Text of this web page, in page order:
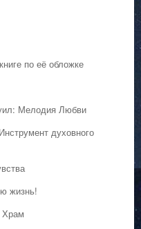
по её обложке
Мелодия Любви
духовного
жизнь!
Храм